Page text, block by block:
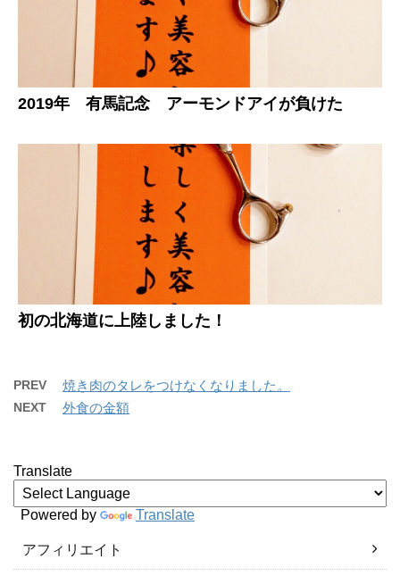
2019年 有馬記念 アーモンドアイが負けた
初の北海道に上陸しました！
PREV 焼き肉のタレをつけなくなりました。
NEXT 外食の金額
Translate
Powered by Translate
アフィリエイト